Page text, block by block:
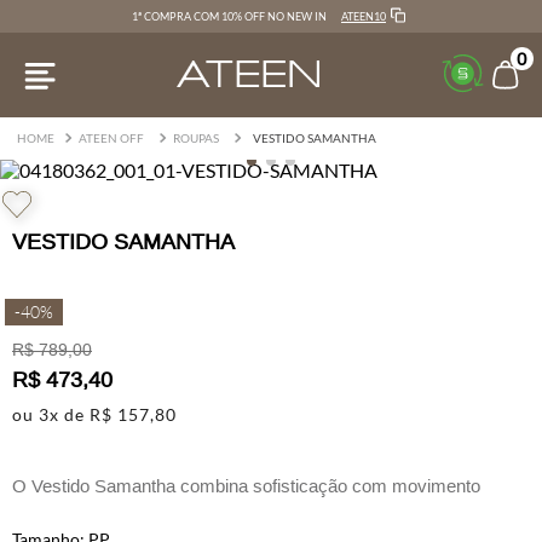
1ª COMPRA COM 10% OFF NO NEW IN ATEEN10
0
ATEEN OFF ROUPAS VESTIDO SAMANTHA
VESTIDO SAMANTHA
-40%
R$ 789,00
R$ 473,40
ou 3x de R$ 157,80
O Vestido Samantha combina sofisticação com movimento